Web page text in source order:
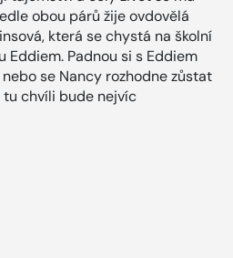
obou párů žije ovdovělá
která se chystá na školní
Eddiem. Padnou si s Eddiem
se Nancy rozhodne zůstat
tu chvíli bude nejvíc